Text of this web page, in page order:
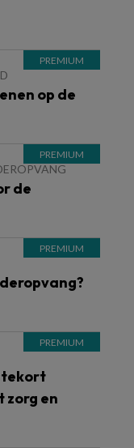
op de
de
zorg en